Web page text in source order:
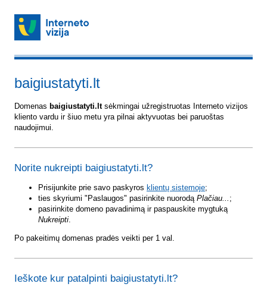
baigiustatyti.lt
Domenas baigiustatyti.ltsėkmingai užregistruotas Interneto vizijos
kliento vardu ir šiuo metu yra pilnai aktyvuotas bei paruoštas
naudojimui.
Norite nukreipti baigiustatyti.lt?
Prisijunkite prie savo paskyros klientų sistemoje;
ties skyriumi "Paslaugos" pasirinkite nuorodą Plačiau... ;
pasirinkite domeno pavadinimą ir paspauskite mygtuką
Nukreipti.
Po pakeitimų domenas pradės veikti per 1 val.
Ieškote kur patalpinti baigiustatyti.lt?